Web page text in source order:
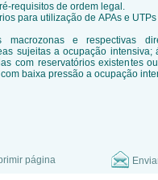
requisitos de ordem legal.
para utilização de APAs e
macrozonas e respectivas
sujeitas a ocupação intensiva;
com reservatórios existentes
baixa pressão a ocupação
página